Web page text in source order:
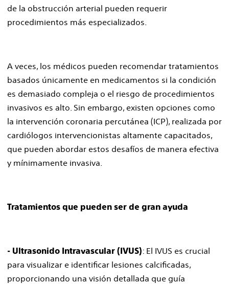
de la obstrucción arterial pueden requerir
procedimientos más especializados.
A veces, los médicos pueden recomendar tratamientos
basados únicamente en medicamentos si la condición
es demasiado compleja o el riesgo de procedimientos
invasivos es alto. Sin embargo, existen opciones como
la intervención coronaria percutánea (ICP), realizada por
cardiólogos intervencionistas altamente capacitados,
que pueden abordar estos desafíos de manera efectiva
y mínimamente invasiva.
Tratamientos que pueden ser de gran ayuda
- Ultrasonido Intravascular (IVUS): El IVUS es crucial
para visualizar e identificar lesiones calcificadas,
proporcionando una visión detallada que guía